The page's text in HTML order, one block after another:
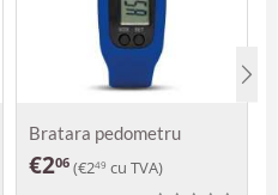
Bratara pedometru
Damasc
€206 (€249 cu TVA)